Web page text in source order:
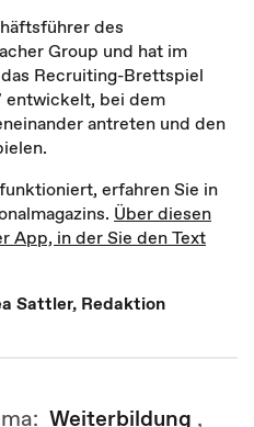
des
Group und hat im
Recruiting-Brettspiel
entwickelt, bei dem
antreten und den
erfahren Sie in
Über diesen
App, in der Sie den Text
Sattler, Redaktion
Weiterbildung ,